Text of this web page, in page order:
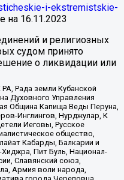
i-ekstremistskie-
на 16.11.2023
и религиозных
судом принято
о ликвидации или
Рада земли Кубанской
Духовного Управления
Община Капища Веды Перуна,
Инглингов, Нурджулар, К
Иеговы, Русское
общество,
Кабарды, Балкарии и
Пит Буль, Национал-
Славянский союз,
Армия воли народа,